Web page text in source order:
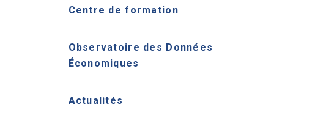
Centre de formation
Observatoire des Données
Économiques
Actualités